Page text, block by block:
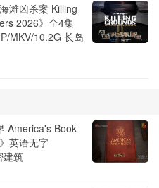
滩凶杀案 Killing
2026》全4集
MKV/10.2G 长岛
America's Book
英语无字
建筑